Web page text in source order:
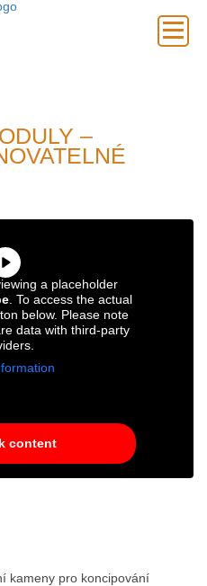
×
–
a placeholder
. To access the actual
below. Please note
data with third-party
content
kameny pro koncipování